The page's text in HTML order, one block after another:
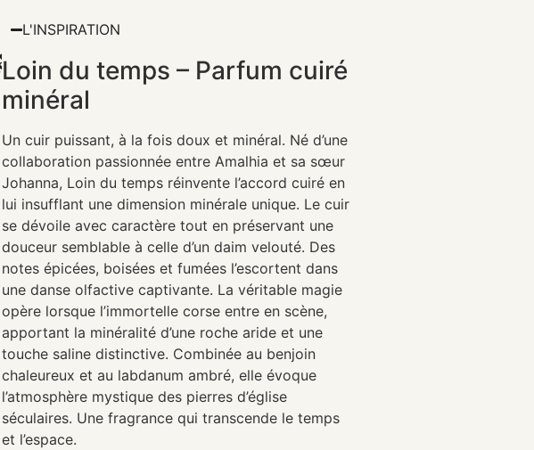
L'INSPIRATION
Loin du temps – Parfum cuiré
minéral
Un cuir puissant, à la fois doux et minéral. Né d’une
collaboration passionnée entre Amalhia et sa sœur
Johanna, Loin du temps réinvente l’accord cuiré en
lui insufflant une dimension minérale unique. Le cuir
se dévoile avec caractère tout en préservant une
douceur semblable à celle d’un daim velouté. Des
notes épicées, boisées et fumées l’escortent dans
une danse olfactive captivante. La véritable magie
opère lorsque l’immortelle corse entre en scène,
apportant la minéralité d’une roche aride et une
touche saline distinctive. Combinée au benjoin
chaleureux et au labdanum ambré, elle évoque
l’atmosphère mystique des pierres d’église
séculaires. Une fragrance qui transcende le temps
et l’espace.